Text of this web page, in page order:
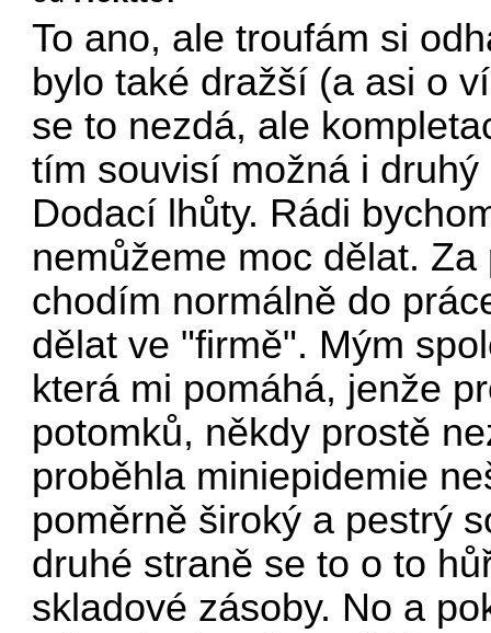
To ano, ale troufám si
bylo také dražší (a asi o
se to nezdá, ale
tím souvisí možná i druhý
Dodací lhůty. Rádi
nemůžeme moc dělat.
chodím normálně do
dělat ve "firmě". Mým
která mi pomáhá, jenže
potomků, někdy prostě
proběhla miniepidemie
poměrně široký a pestrý
druhé straně se to o to
skladové zásoby. No a